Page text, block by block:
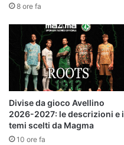
8 ore fa
Divise da gioco Avellino
2026-2027: le descrizioni e i
temi scelti da Magma
10 ore fa